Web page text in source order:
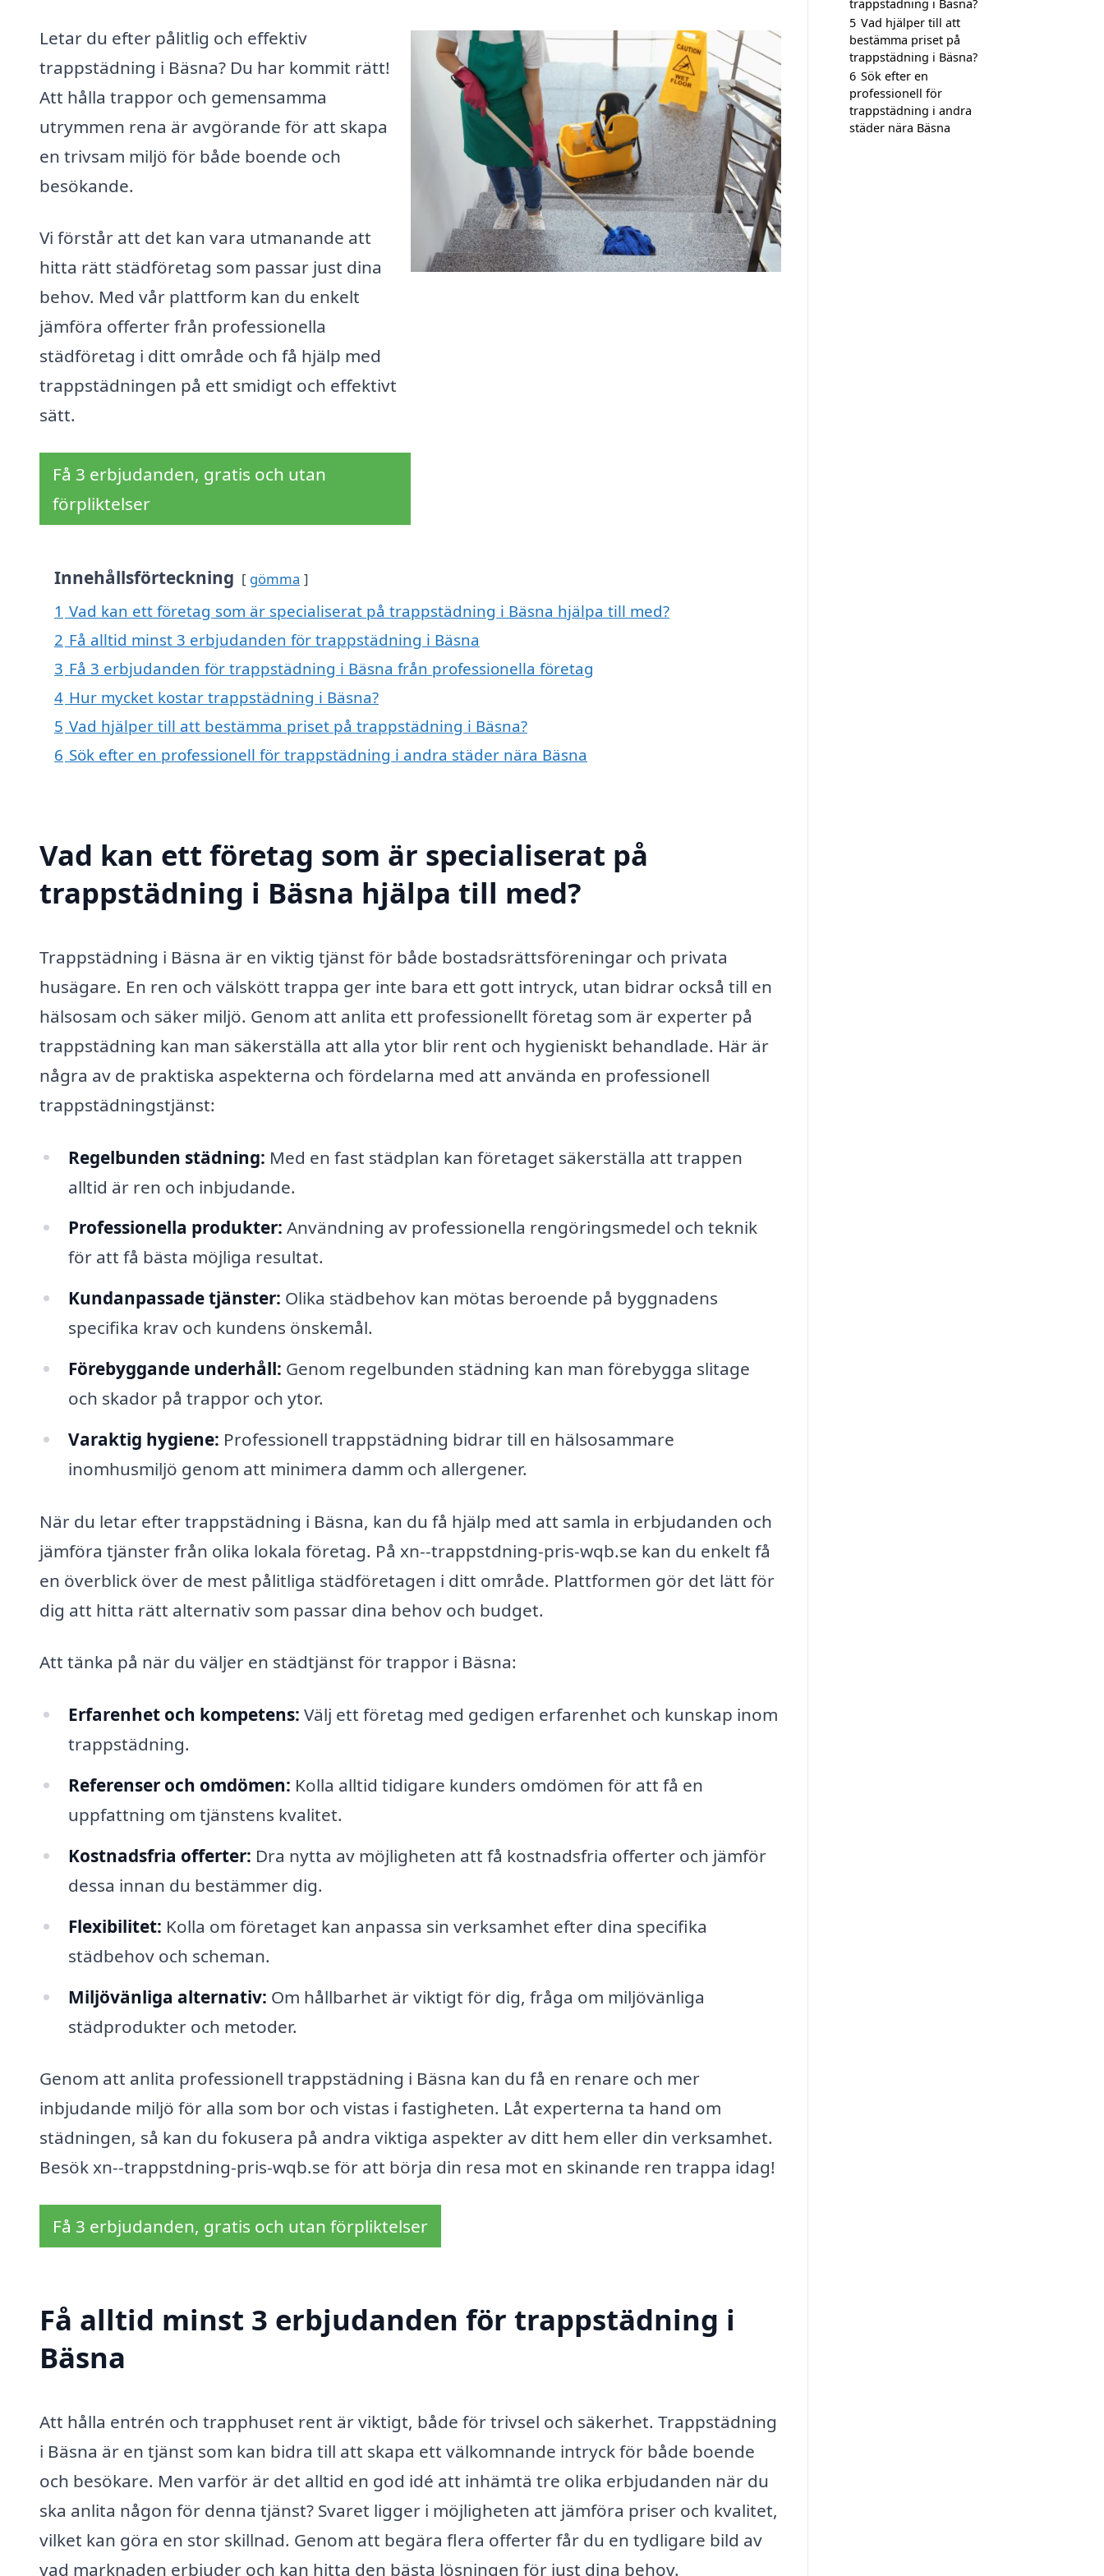
Letar du efter pålitlig och effektiv
trappstädning i Bäsna? Du har kommit rätt!
Att hålla trappor och gemensamma
utrymmen rena är avgörande för att skapa
en trivsam miljö för både boende och
besökande.
Vi förstår att det kan vara utmanande att
hitta rätt städföretag som passar just dina
behov. Med vår plattform kan du enkelt
jämföra offerter från professionella
städföretag i ditt område och få hjälp med
trappstädningen på ett smidigt och effektivt
sätt.
Få 3 erbjudanden, gratis och utan
förpliktelser
Innehållsförteckning gömma
1 Vad kan ett företag som är specialiserat på trappstädning i Bäsna hjälpa till med?
2 Få alltid minst 3 erbjudanden för trappstädning i Bäsna
3 Få 3 erbjudanden för trappstädning i Bäsna från professionella företag
4 Hur mycket kostar trappstädning i Bäsna?
5 Vad hjälper till att bestämma priset på trappstädning i Bäsna?
6 Sök efter en professionell för trappstädning i andra städer nära Bäsna
Vad kan ett företag som är specialiserat på
trappstädning i Bäsna hjälpa till med?
Trappstädning i Bäsna är en viktig tjänst för både bostadsrättsföreningar och privata
husägare. En ren och välskött trappa ger inte bara ett gott intryck, utan bidrar också till en
hälsosam och säker miljö. Genom att anlita ett professionellt företag som är experter på
trappstädning kan man säkerställa att alla ytor blir rent och hygieniskt behandlade. Här är
några av de praktiska aspekterna och fördelarna med att använda en professionell
trappstädningstjänst:
Regelbunden städning: Med en fast städplan kan företaget säkerställa att trappen
alltid är ren och inbjudande.
Professionella produkter: Användning av professionella rengöringsmedel och teknik
för att få bästa möjliga resultat.
Kundanpassade tjänster: Olika städbehov kan mötas beroende på byggnadens
specifika krav och kundens önskemål.
Förebyggande underhåll: Genom regelbunden städning kan man förebygga slitage
och skador på trappor och ytor.
Varaktig hygiene: Professionell trappstädning bidrar till en hälsosammare
inomhusmiljö genom att minimera damm och allergener.
När du letar efter trappstädning i Bäsna, kan du få hjälp med att samla in erbjudanden och
jämföra tjänster från olika lokala företag. På xn--trappstdning-pris-wqb.se kan du enkelt få
en överblick över de mest pålitliga städföretagen i ditt område. Plattformen gör det lätt för
dig att hitta rätt alternativ som passar dina behov och budget.
Att tänka på när du väljer en städtjänst för trappor i Bäsna:
Erfarenhet och kompetens: Välj ett företag med gedigen erfarenhet och kunskap inom
trappstädning.
Referenser och omdömen: Kolla alltid tidigare kunders omdömen för att få en
uppfattning om tjänstens kvalitet.
Kostnadsfria offerter: Dra nytta av möjligheten att få kostnadsfria offerter och jämför
dessa innan du bestämmer dig.
Flexibilitet: Kolla om företaget kan anpassa sin verksamhet efter dina specifika
städbehov och scheman.
Miljövänliga alternativ: Om hållbarhet är viktigt för dig, fråga om miljövänliga
städprodukter och metoder.
Genom att anlita professionell trappstädning i Bäsna kan du få en renare och mer
inbjudande miljö för alla som bor och vistas i fastigheten. Låt experterna ta hand om
städningen, så kan du fokusera på andra viktiga aspekter av ditt hem eller din verksamhet.
Besök xn--trappstdning-pris-wqb.se för att börja din resa mot en skinande ren trappa idag!
Få 3 erbjudanden, gratis och utan förpliktelser
Få alltid minst 3 erbjudanden för trappstädning i
Bäsna
Att hålla entrén och trapphuset rent är viktigt, både för trivsel och säkerhet. Trappstädning
i Bäsna är en tjänst som kan bidra till att skapa ett välkomnande intryck för både boende
och besökare. Men varför är det alltid en god idé att inhämtä tre olika erbjudanden när du
ska anlita någon för denna tjänst? Svaret ligger i möjligheten att jämföra priser och kvalitet,
vilket kan göra en stor skillnad. Genom att begära flera offerter får du en tydligare bild av
vad marknaden erbjuder och kan hitta den bästa lösningen för just dina behov.
trappstädning i Bäsna?
5 Vad hjälper till att
bestämma priset på
trappstädning i Bäsna?
6 Sök efter en
professionell för
trappstädning i andra
städer nära Bäsna